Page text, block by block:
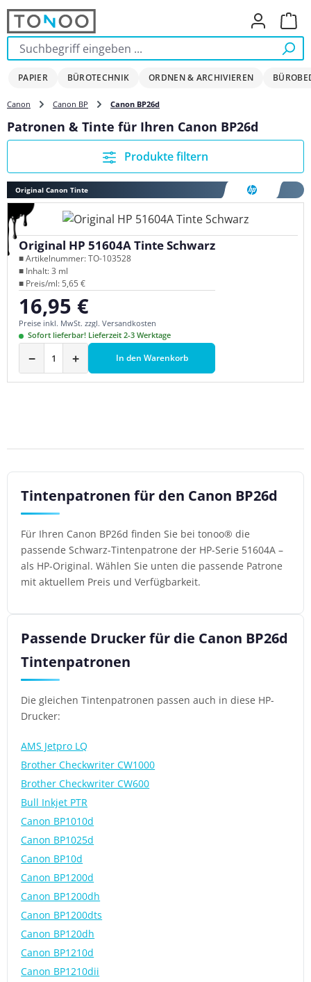
Zum Hauptinhalt springen
PAPIER BÜROTECHNIK ORDNEN & ARCHIVIEREN
Canon Canon BP Canon BP26d
Patronen & Tinte für Ihren Canon BP26d
Produkte filtern
Original Canon Tinte
Original HP 51604A Tinte Schwarz
■ Artikelnummer: TO-103528
■ Inhalt: 3 ml
■ Preis/ml: 5,65 €
Regulärer Preis:
16,95 €
Preise inkl. MwSt. zzgl. Versandkosten
Sofort lieferbar! Lieferzeit 2-3 Werktage
− + In den Warenkorb
Tintenpatronen für den Canon BP26d
Für Ihren Canon BP26d finden Sie bei tonoo® die
passende Schwarz-Tintenpatrone der HP-Serie 51604A –
als HP-Original. Wählen Sie unten die passende Patrone
mit aktuellem Preis und Verfügbarkeit.
Passende Drucker für die Canon BP26d
Tintenpatronen
Die gleichen Tintenpatronen passen auch in diese HP-
Drucker:
AMS Jetpro LQ
Brother Checkwriter CW1000
Brother Checkwriter CW600
Bull Inkjet PTR
Canon BP1010d
Canon BP1025d
Canon BP10d
Canon BP1200d
Canon BP1200dh
Canon BP1200dts
Canon BP120dh
Canon BP1210d
Canon BP1210dii